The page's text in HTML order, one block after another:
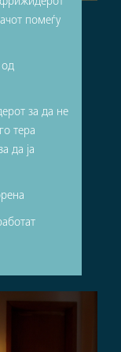
помеѓу
од
за да не
тера
да ја